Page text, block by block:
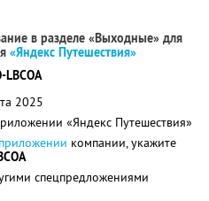
в разделе «Выходные» для
«Яндекс Путешествия»
LBCOA
2025
«Яндекс Путешествия»
приложении компании, укажите
спецпредложениями